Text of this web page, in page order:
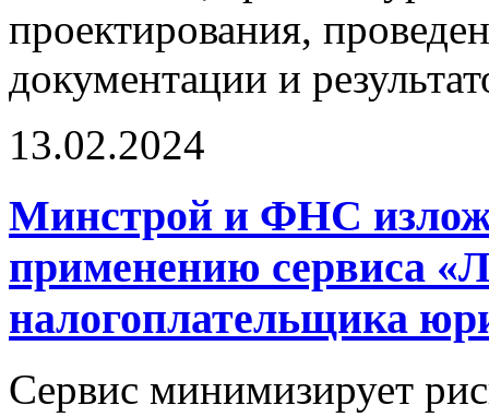
проектирования,
документации и
13.02.2024
Минстрой и ФНС
применению сервиса
налогоплательщика
Сервис минимизирует